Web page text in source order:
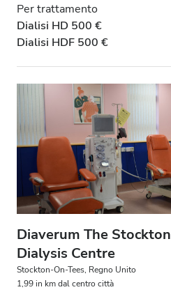
Per trattamento
Dialisi HD 500 €
Dialisi HDF 500 €
Diaverum The Stockton
Dialysis Centre
Stockton-On-Tees, Regno Unito
1,99 in km dal centro città